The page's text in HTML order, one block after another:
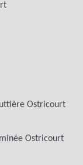
Ostricourt
Ostricourt